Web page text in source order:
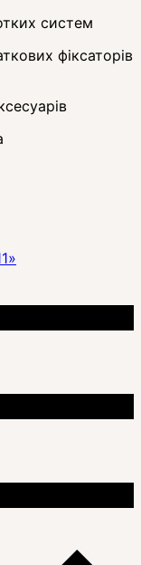
систем
фіксаторів